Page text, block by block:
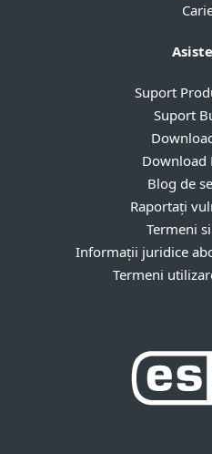
Suport
Suport
Download
Blog de
Raportați
Termeni
Informații juridice
Termeni